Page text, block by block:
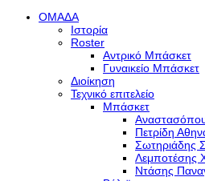
ΟΜΑΔΑ
Ιστορία
Roster
Αντρικό Μπάσκετ
Γυναικείο Μπάσκετ
Διοίκηση
Τεχνικό επιτελείο
Μπάσκετ
Πετρίδη
Σωτηριάδης
Λεμποτέσης
Ντάσης